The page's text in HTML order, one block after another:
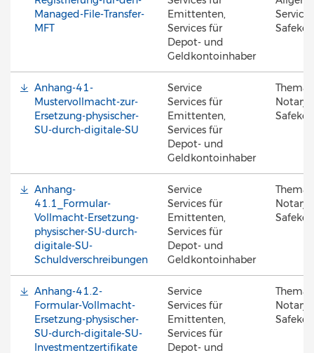
Managed-File-Transfer-
MFT
Emittenten,
Services für
Depot- und
Geldkontoinhaber
Anhang-41-
Mustervollmacht-zur-
Ersetzung-physischer-
SU-durch-digitale-SU
Service
Services für
Emittenten,
Services für
Depot- und
Geldkontoinhaber
Thema
Notary
Anhang-
41.1_Formular-
Vollmacht-Ersetzung-
physischer-SU-durch-
digitale-SU-
Schuldverschreibungen
Service
Services für
Emittenten,
Services für
Depot- und
Geldkontoinhaber
Thema
Notary
Anhang-41.2-
Formular-Vollmacht-
Ersetzung-physischer-
SU-durch-digitale-SU-
Investmentzertifikate
Service
Services für
Emittenten,
Services für
Depot- und
Thema
Notary